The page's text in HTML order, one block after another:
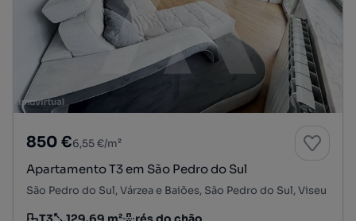
850 €6,55 €/m²
Apartamento T3 em São Pedro do Sul
São Pedro do Sul, Várzea e Baiões, São Pedro do Sul, Viseu